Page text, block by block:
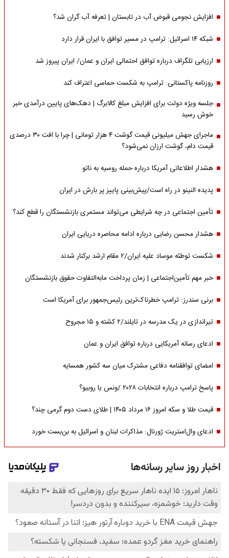
افزایش نجومی قبوض آب در تابستان | تعرفه آب گران شد؟
شبکه ۱۴ اسرائیل: ترامپ در مسیر توافق با ایران قرار دارد
ارزیابی تلگراف درباره توافق احتمالی ایران و عمان/ ایران پیروز شد
روزنامه پاکستانی: ترامپ به شکست حماسی اعتراف کند
جلسه ویژه دولت برای افزایش مبلغ کالابرگ | دهک‌های پایین درآمدی خبر
خوش رسید
ماجرای جهش میلیونی قیمت گوشت ۴ هزار تومانی | چرا با افت ۳۰ درصدی
قیمت دام، گوشت ارزان نمی‌شود؟
هشدار اطلاعاتی آمریکا درباره حمله روسیه به ناتو
پدیده النینو در راه است/پیش‌بینی پاییز پر بارش در ایران
تأمین اجتماعی در چه شرایطی می‌تواند مستمری بازنشستگان را قطع کند؟
هشدار محسن رضایی درباره ادامه محاصره دریایی ایران
شکست توطئه موساد علیه ایران/۲ مقام‌ ارشد برکنار شدند
خبر مهم تأمین‌اجتماعی | زمان پرداخت مابه‌التفاوت حقوق بازنشستگان
برنی سندرز: ترامپ خطرناک‌ترین رئیس‌جمهور برای آمریکا است
تیراندازی در یک مدرسه در تایلند/۲ کشته و ۱۵ مجروح
ادعای رسانه آمریکایی درباره توافق ایران و عمان
امضای توافقنامه دفاعی مشترک میان سه کشور همسایه
پاسخ ترامپ درباره انتخابات ۲۰۲۸ /ونس یا روبیو؟
قیمت طلا و سکه امروز ۱۶ مرداد ۱۴۰۵ | طلای دست دوم گرمی چند؟
ادعای وال‌استریت ژورنال: مذاکرات لبنان و اسرائیل به بن‌بست خورد